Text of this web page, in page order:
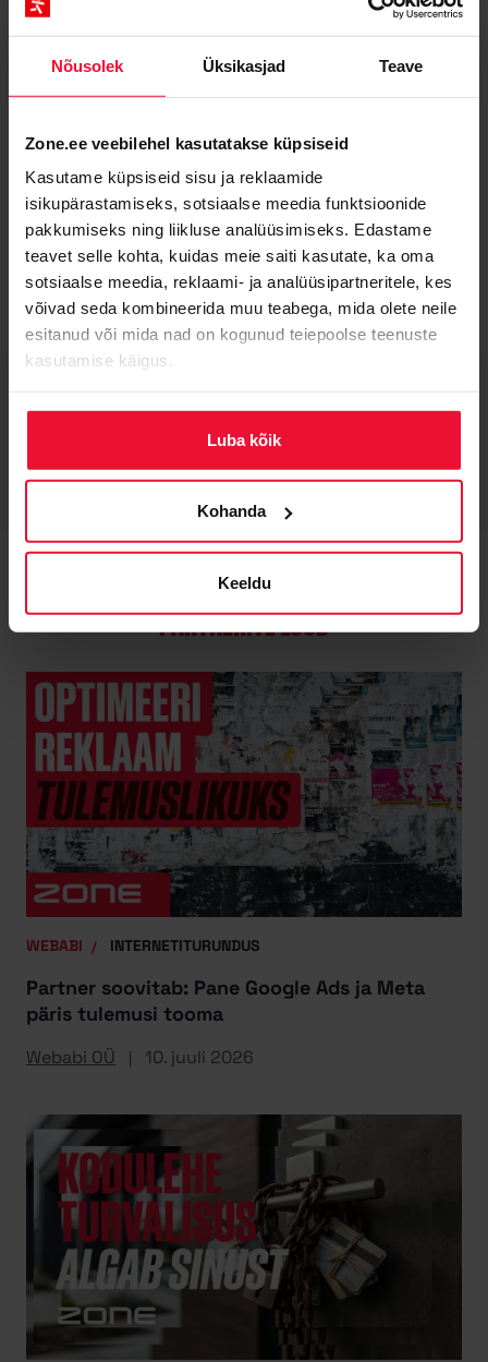
Nõusolek Üksikasjad Teave
Zone.ee veebilehel kasutatakse küpsiseid
Kasutame küpsiseid sisu ja reklaamide
isikupärastamiseks, sotsiaalse meedia funktsioonide
pakkumiseks ning liikluse analüüsimiseks. Edastame
teavet selle kohta, kuidas meie saiti kasutate, ka oma
sotsiaalse meedia, reklaami- ja analüüsipartneritele, kes
võivad seda kombineerida muu teabega, mida olete neile
esitanud või mida nad on kogunud teiepoolse teenuste
kasutamise käigus.
Luba kõik
Kohanda
Keeldu
püsihooldusteenusega, mis sisaldab peamiselt...
Meedia Disain
Meedia Disain´i põhitegevuseks on
kodulehtede, e-poodide ja mitmesuguste
muude veebirakenduste valmistamine. Me ei
valmista ainult ilusaid kodulehti, vaid
veebilahendusi, mis...
PARTNERITE LOOD
WEBABI INTERNETITURUNDUS
Partner soovitab: Pane Google Ads ja Meta
päris tulemusi tooma
Webabi OÜ 10. juuli 2026